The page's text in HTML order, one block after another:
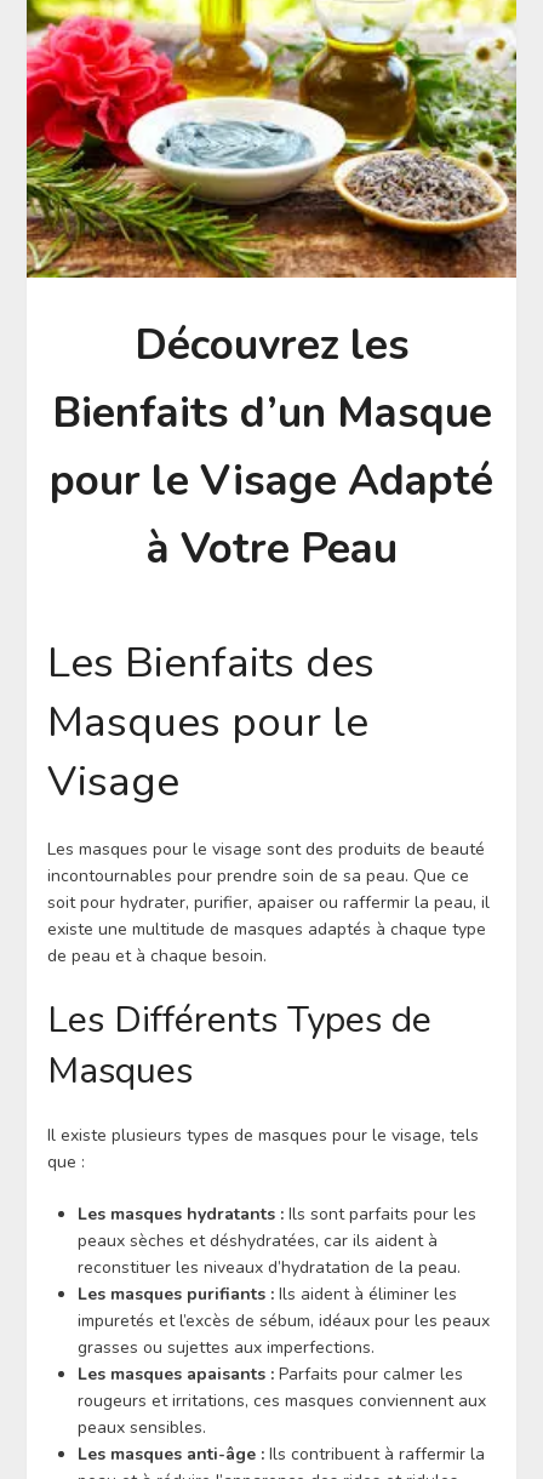
Découvrez les
Bienfaits d’un Masque
pour le Visage Adapté
à Votre Peau
Les Bienfaits des
Masques pour le
Visage
Les masques pour le visage sont des produits de beauté
incontournables pour prendre soin de sa peau. Que ce
soit pour hydrater, purifier, apaiser ou raffermir la peau, il
existe une multitude de masques adaptés à chaque type
de peau et à chaque besoin.
Les Différents Types de
Masques
Il existe plusieurs types de masques pour le visage, tels
que :
Les masques hydratants :Ils sont parfaits pour les
peaux sèches et déshydratées, car ils aident à
reconstituer les niveaux d’hydratation de la peau.
Les masques purifiants :Ils aident à éliminer les
impuretés et l’excès de sébum, idéaux pour les peaux
grasses ou sujettes aux imperfections.
Les masques apaisants :Parfaits pour calmer les
rougeurs et irritations, ces masques conviennent aux
peaux sensibles.
Les masques anti-âge :Ils contribuent à raffermir la